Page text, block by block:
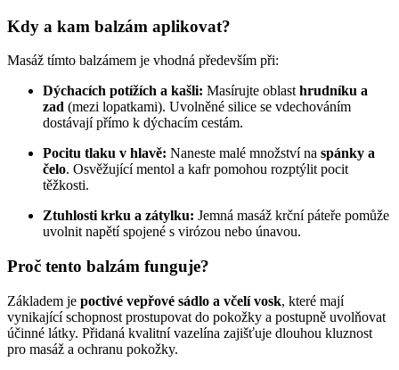
Kdy a kam balzám aplikovat?
Masáž tímto balzámem je vhodná především při:
Dýchacích potížích a kašli: Masírujte oblast hrudníku a
zad (mezi lopatkami). Uvolněné silice se vdechováním
dostávají přímo k dýchacím cestám.
Pocitu tlaku v hlavě: Naneste malé množství na spánky a
čelo. Osvěžující mentol a kafr pomohou rozptýlit pocit
těžkosti.
Ztuhlosti krku a zátylku: Jemná masáž krční páteře pomůže
uvolnit napětí spojené s virózou nebo únavou.
Proč tento balzám funguje?
Základem je poctivé vepřové sádlo a včelí vosk, které mají
vynikající schopnost prostupovat do pokožky a postupně uvolňovat
účinné látky. Přidaná kvalitní vazelína zajišťuje dlouhou kluznost
pro masáž a ochranu pokožky.